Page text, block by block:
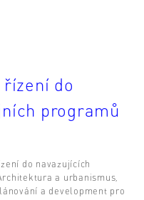
do
programů
do navazujících
a urbanismus,
a development pro